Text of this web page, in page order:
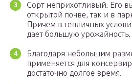
Сорт неприхотливый. Его
открытой почве, так и в
Причем в тепличных
дает большую урожайность.
Благодаря небольшим
применяется для
достаточно долгое время.